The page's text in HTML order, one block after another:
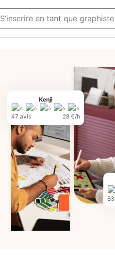
S’inscrire en tant que graphiste
Kenji
47 avis 28 €/h